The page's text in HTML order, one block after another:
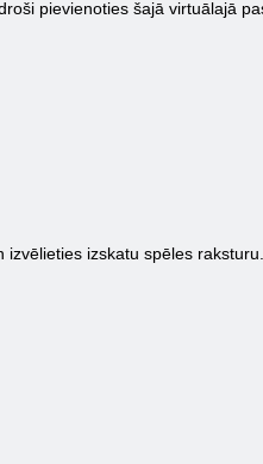
pievienoties šajā virtuālajā
izskatu spēles